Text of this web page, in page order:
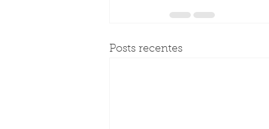
Posts recentes